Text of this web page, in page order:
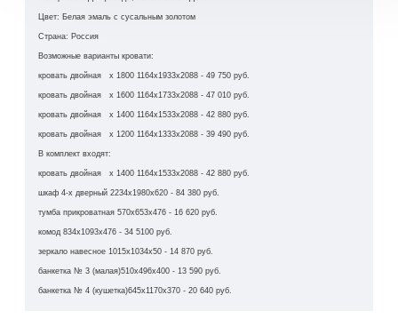
Цвет: Белая эмаль с сусальным золотом
Страна: Россия
Возможные варианты кровати:
кровать двойная х 1800 1164х1933х2088 - 49 750 руб.
кровать двойная х 1600 1164х1733х2088 - 47 010 руб.
кровать двойная х 1400 1164х1533х2088 - 42 880 руб.
кровать двойная х 1200 1164х1333х2088 - 39 490 руб.
В комплект входят:
кровать двойная х 1400 1164х1533х2088 - 42 880 руб.
шкаф 4-х дверный 2234х1980х620 - 84 380 руб.
тумба прикроватная 570х653х476 - 16 620 руб.
комод 834х1093х476 - 34 5100 руб.
зеркало навесное 1015х1034х50 - 14 870 руб.
банкетка № 3 (малая)510х496х400 - 13 590 руб.
банкетка № 4 (кушетка)645х1170х370 - 20 640 руб.